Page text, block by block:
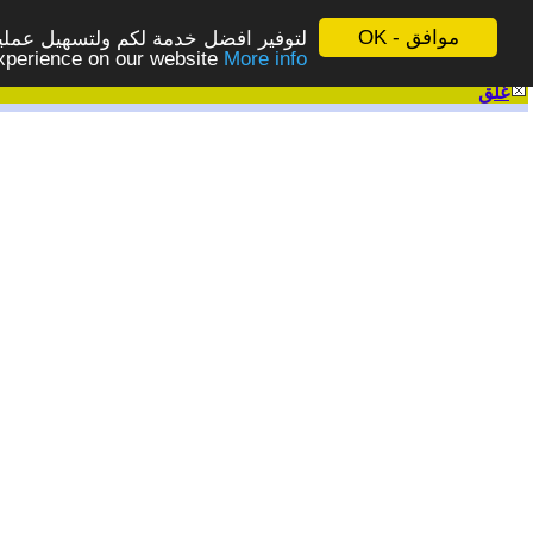
موافق - OK
لتوفير افضل خدمة لكم ولتسهيل
on our website More info - المزيد
غلق